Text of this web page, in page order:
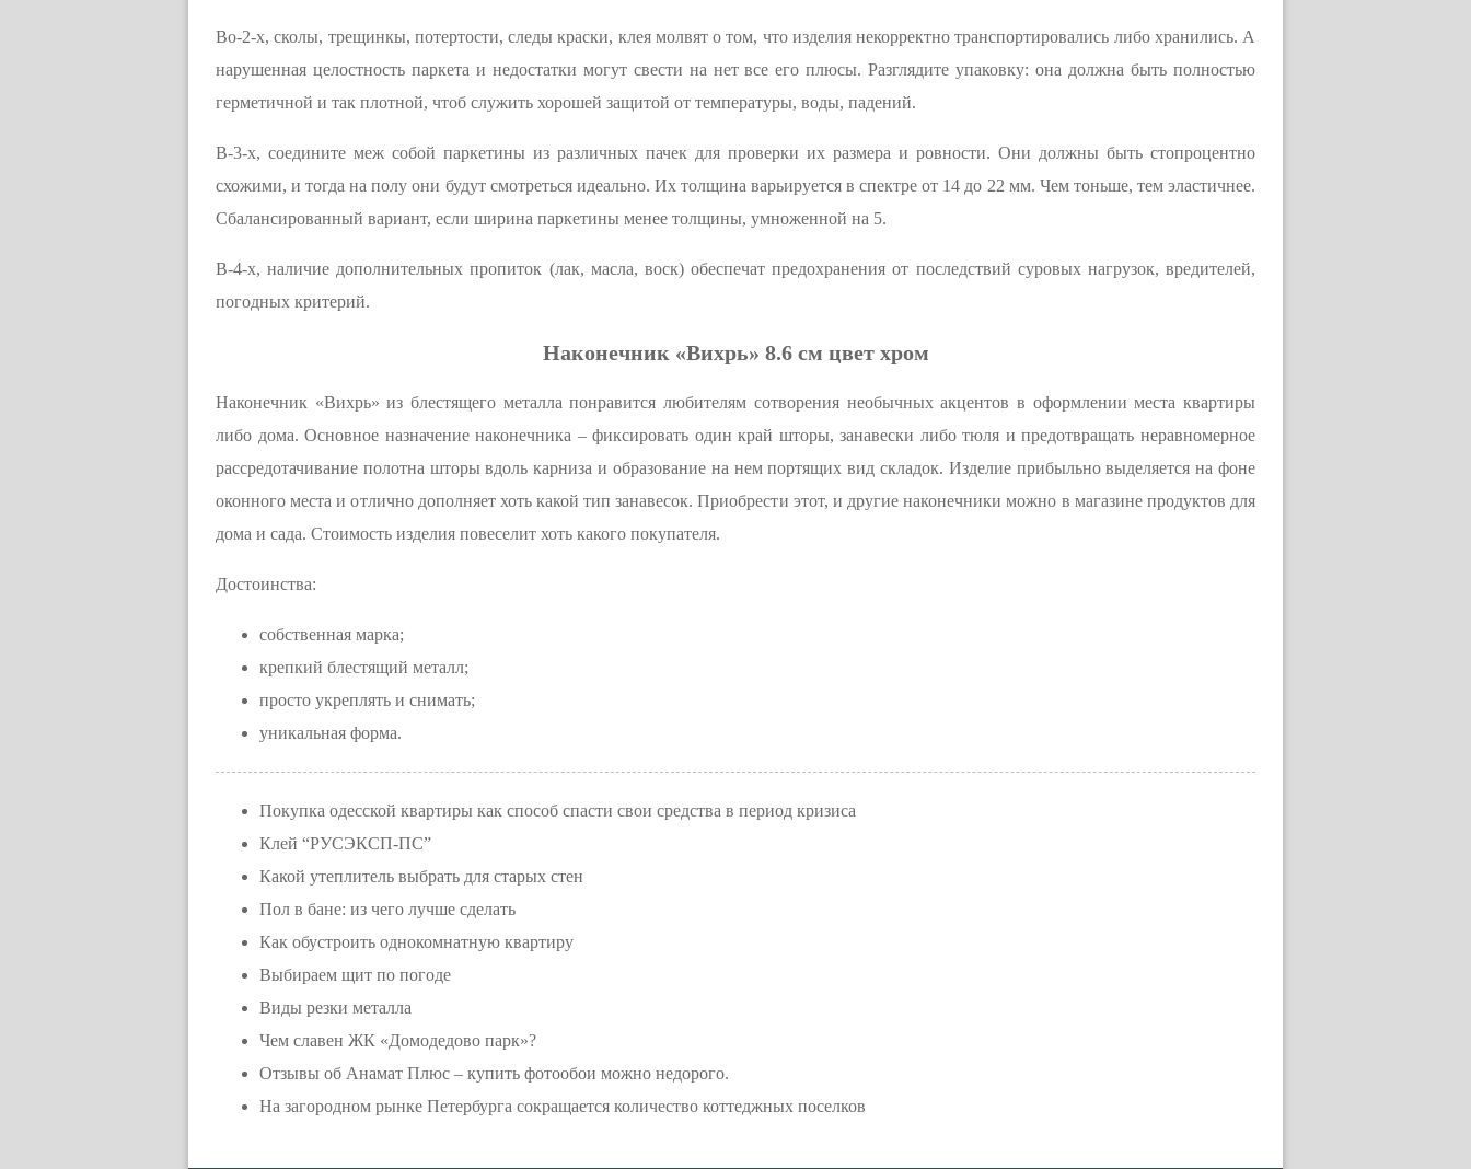
Во-2-х, сколы, трещинкы, потертости, следы краски, клея молвят о том, что изделия некорректно транспортировались либо хранились. А
нарушенная целостность паркета и недостатки могут свести на нет все его плюсы. Разглядите упаковку: она должна быть полностью
герметичной и так плотной, чтоб служить хорошей защитой от температуры, воды, падений.
В-3-х, соедините меж собой паркетины из различных пачек для проверки их размера и ровности. Они должны быть стопроцентно
схожими, и тогда на полу они будут смотреться идеально. Их толщина варьируется в спектре от 14 до 22 мм. Чем тоньше, тем эластичнее.
Сбалансированный вариант, если ширина паркетины менее толщины, умноженной на 5.
В-4-х, наличие дополнительных пропиток (лак, масла, воск) обеспечат предохранения от последствий суровых нагрузок, вредителей,
погодных критерий.
Наконечник «Вихрь» 8.6 см цвет хром
Наконечник «Вихрь» из блестящего металла понравится любителям сотворения необычных акцентов в оформлении места квартиры
либо дома. Основное назначение наконечника – фиксировать один край шторы, занавески либо тюля и предотвращать неравномерное
рассредотачивание полотна шторы вдоль карниза и образование на нем портящих вид складок. Изделие прибыльно выделяется на фоне
оконного места и отлично дополняет хоть какой тип занавесок. Приобрести этот, и другие наконечники можно в магазине продуктов для
дома и сада. Стоимость изделия повеселит хоть какого покупателя.
Достоинства:
собственная марка;
крепкий блестящий металл;
просто укреплять и снимать;
уникальная форма.
Покупка одесской квартиры как способ спасти свои средства в период кризиса
Клей “РУСЭКСП-ПС”
Какой утеплитель выбрать для старых стен
Пол в бане: из чего лучше сделать
Как обустроить однокомнатную квартиру
Выбираем щит по погоде
Виды резки металла
Чем славен ЖК «Домодедово парк»?
Отзывы об Анамат Плюс – купить фотообои можно недорого.
На загородном рынке Петербурга сокращается количество коттеджных поселков